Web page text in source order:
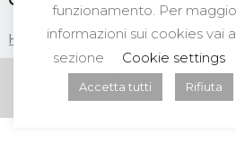
HOME CONTATTI NEWS
©2026 A.S.S.E. Security Center
funzionamento. Per
informazioni sui cookies vai
sezione
Cookie settings
Accetta tutti Rifiuta